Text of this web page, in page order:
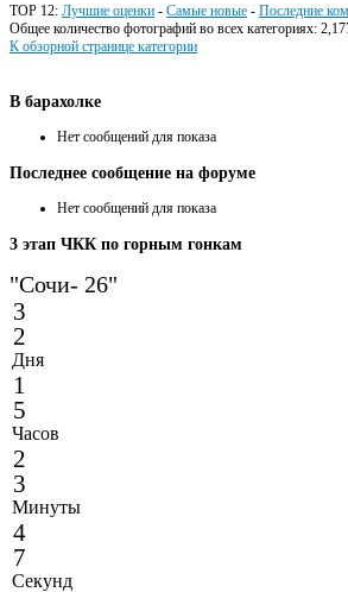
TOP 12: Лучшие оценки - Самые новые - Последние
Общее количество фотографий во всех категориях:
К обзорной странице категории
В барахолке
Нет сообщений для показа
Последнее сообщение на форуме
Нет сообщений для показа
3 этап ЧКК по горным гонкам
"Сочи- 26"
3
2
Дня
1
5
Часов
2
3
Минуты
4
7
Секунд